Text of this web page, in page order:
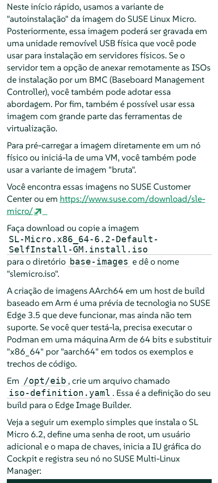
Neste início rápido, usamos a variante de
"autoinstalação" da imagem do SUSE Linux Micro.
Posteriormente, essa imagem poderá ser gravada em
uma unidade removível USB física que você pode
usar para instalação em servidores físicos. Se o
servidor tem a opção de anexar remotamente as ISOs
de instalação por um BMC (Baseboard Management
Controller), você também pode adotar essa
abordagem. Por fim, também é possível usar essa
imagem com grande parte das ferramentas de
virtualização.
Para pré-carregar a imagem diretamente em um nó
físico ou iniciá-la de uma VM, você também pode
usar a variante de imagem "bruta".
Você encontra essas imagens no SUSE Customer
Center ou em https://www.suse.com/download/sle-
micro/
Faça download ou copie a imagem
SL-Micro.x86_64-6.2-Default-
SelfInstall-GM.install.iso
para o diretório base-images e dê o nome
"slemicro.iso".
A criação de imagens AArch64 em um host de build
baseado em Arm é uma prévia de tecnologia no SUSE
Edge 3.5 que deve funcionar, mas ainda não tem
suporte. Se você quer testá-la, precisa executar o
Podman em uma máquina Arm de 64 bits e substituir
"x86_64" por "aarch64" em todos os exemplos e
trechos de código.
Em /opt/eib , crie um arquivo chamado
iso-definition.yaml . Essa é a definição do seu
build para o Edge Image Builder.
Veja a seguir um exemplo simples que instala o SL
Micro 6.2, define uma senha de root, um usuário
adicional e o mapa de chaves, inicia a IU gráfica do
Cockpit e registra seu nó no SUSE Multi-Linux
Manager: